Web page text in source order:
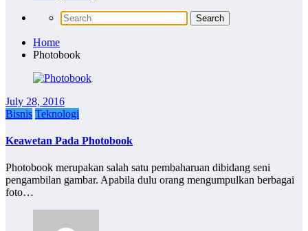
Home
Photobook
July 28, 2016
Bisnis Teknologi
Keawetan Pada Photobook
Photobook merupakan salah satu pembaharuan dibidang seni
pengambilan gambar. Apabila dulu orang mengumpulkan berbagai
foto…